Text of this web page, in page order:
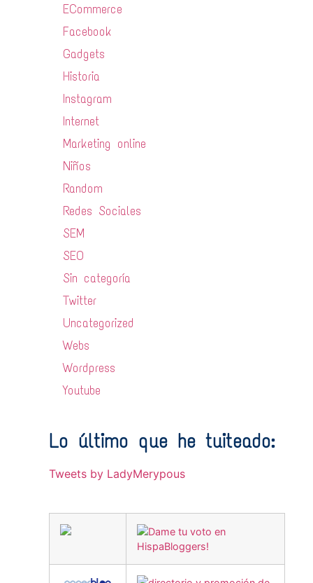
ECommerce
Facebook
Gadgets
Historia
Instagram
Internet
Marketing online
Niños
Random
Redes Sociales
SEM
SEO
Sin categoría
Twitter
Uncategorized
Webs
Wordpress
Youtube
Lo último que he tuiteado:
Tweets by LadyMerypous